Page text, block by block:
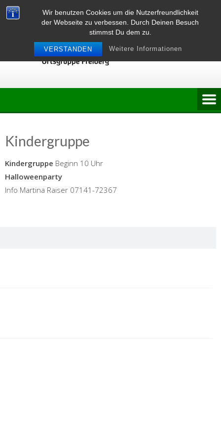
Wir benutzen Cookies um die Nutzerfreundlichkeit
der Webseite zu verbessen. Durch Deinen Besuch
stimmst Du dem zu.
VERSTANDEN Weitere Informationen
Skip
to
Kindergruppe
Kindergruppe Beginn 10 Uhr
Halloweenparty
Info Martina Raiser 07141-72367